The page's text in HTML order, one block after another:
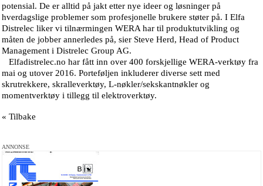
potensial. De er alltid på jakt etter nye ideer og løsninger på
hverdagslige problemer som profesjonelle brukere støter på. I Elfa
Distrelec liker vi tilnærmingen WERA har til produktutvikling og
måten de jobber annerledes på, sier Steve Herd, Head of Product
Management i Distrelec Group AG.
Elfadistrelec.no har fått inn over 400 forskjellige WERA-verktøy fra
mai og utover 2016. Porteføljen inkluderer diverse sett med
skrutrekkere, skralleverktøy, L-nøkler/sekskantnøkler og
momentverktøy i tillegg til elektroverktøy.
« Tilbake
ANNONSE